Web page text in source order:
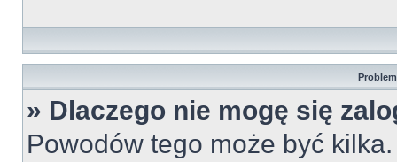
» Dlaczego nie mogę się
Powodów tego może być